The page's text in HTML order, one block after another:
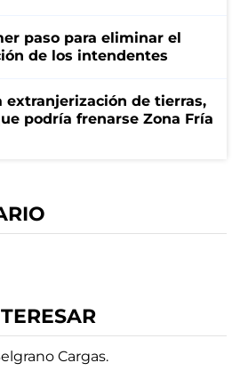
paso para eliminar el
de los intendentes
extranjerización de tierras,
podría frenarse Zona Fría